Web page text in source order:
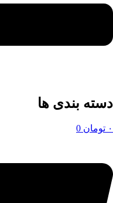
دسته بندی ها
۰ تومان 0